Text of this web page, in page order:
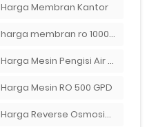
Harga Membran Kantor
harga membran ro 1000 gpd
Harga Mesin Pengisi Air Galon
Harga Mesin RO 500 GPD
Harga Reverse Osmosis di Semarang